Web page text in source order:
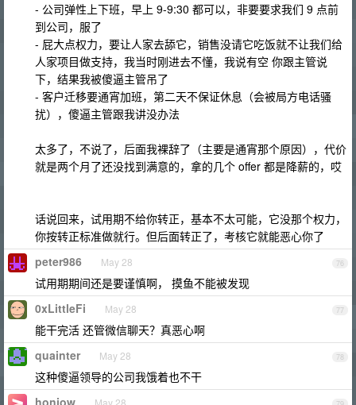
- 公司弹性上下班，早上 9-9:30 都可以，非要要求我们 9 点前
到公司，服了
- 屁大点权力，要让人家去舔它，销售没请它吃饭就不让我们给
人家项目做支持，我当时刚进去不懂，我说有空 你跟主管说
下，结果我被傻逼主管吊了
- 客户迁移要通宵加班，第二天不保证休息（会被局方电话骚
扰），傻逼主管跟我讲没办法
太多了，不说了，后面我裸辞了（主要是通宵那个原因），代价
就是两个月了还没找到满意的，拿的几个 offer 都是降薪的，哎
话说回来，试用期不给你转正，基本不太可能，它没那个权力，
你按转正标准做就行。但后面转正了，考核它就能恶心你了
76
peter986 May 28
试用期期间还是要谨慎啊， 摸鱼不能被发现
77
0xLittleFi May 28
能干完活 还管微信聊天？真恶心啊
78
quainter May 28
这种傻逼领导的公司我饿着也不干
honjow May 28